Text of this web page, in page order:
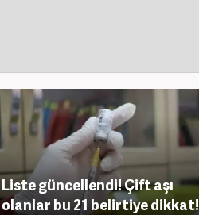
Liste güncellendi! Çift aşı
olanlar bu 21 belirtiye dikkat!